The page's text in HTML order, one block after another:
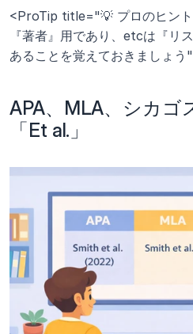
<ProTip title="💡 プロのヒン
『著者』用であり、etcは『リ
あることを覚えておきましょ
APA、MLA、シカゴ
「Et al.」